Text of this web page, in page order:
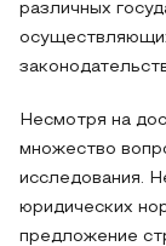
различных
Несмотря на
множество
исследования.
юридических
предложение